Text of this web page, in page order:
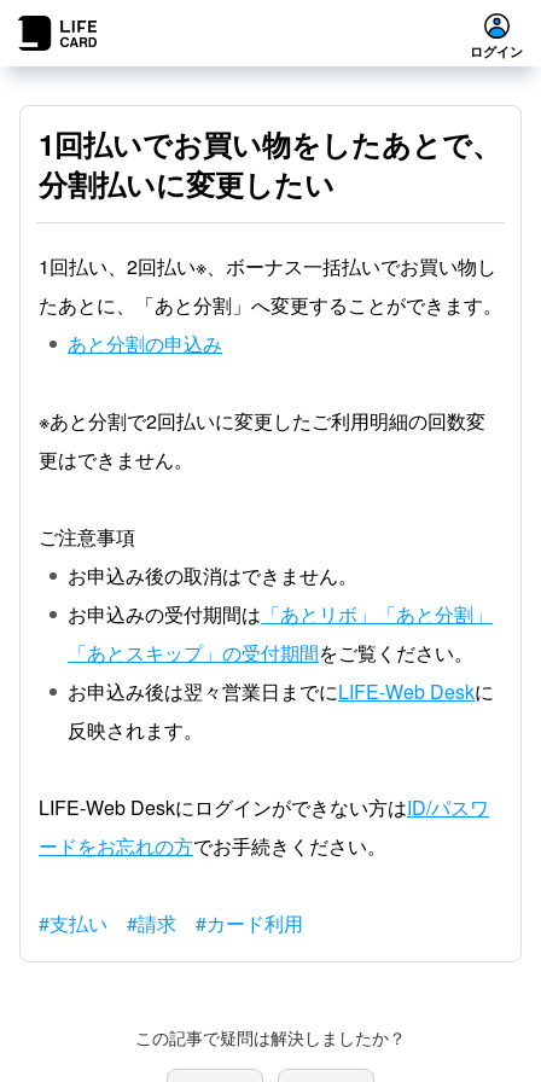
ログイン
1回払いでお買い物をしたあとで、
分割払いに変更したい
1回払い、2回払い※、ボーナス一括払いでお買い物し
たあとに、「あと分割」へ変更することができます。
あと分割の申込み
※あと分割で2回払いに変更したご利用明細の回数変
更はできません。
ご注意事項
お申込み後の取消はできません。
お申込みの受付期間は 「あとリボ」「あと分割」
「あとスキップ」の受付期間をご覧ください。
お申込み後は翌々営業日までにLIFE-Web Deskに
反映されます。
LIFE-Web Deskにログインができない方はID/パスワ
ードをお忘れの方でお手続きください。
#支払い #請求 #カード利用
この記事で疑問は解決しましたか？